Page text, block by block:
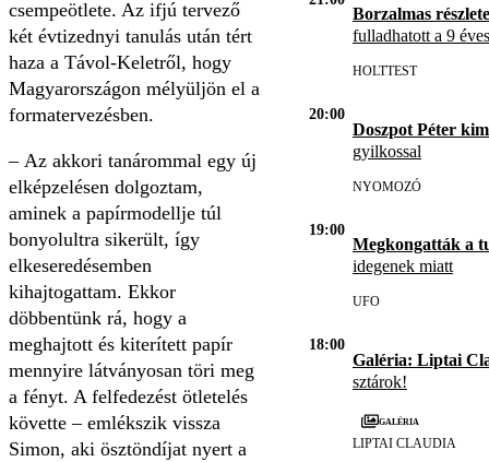
csempeötlete. Az ifjú tervező
két évtizednyi tanulás után tért
haza a Távol-Keletről, hogy
Magyarországon mélyüljön el a
formatervezésben.
– Az akkori tanárommal egy új
elképzelésen dolgoztam,
aminek a papírmodellje túl
bonyolultra sikerült, így
elkeseredésemben
kihajtogattam. Ekkor
döbbentünk rá, hogy a
meghajtott és kiterített papír
mennyire látványosan töri meg
a fényt. A felfedezést ötletelés
követte – emlékszik vissza
Simon, aki ösztöndíjat nyert a
Borzalmas
fulladhatott a 9
HOLTTEST
20:00
Doszpot Péter
gyilkossal
NYOMOZÓ
19:00
Megkongatták a
idegenek miatt
UFO
18:00
Galéria: Liptai
sztárok!
Galéria
LIPTAI CLAUDIA